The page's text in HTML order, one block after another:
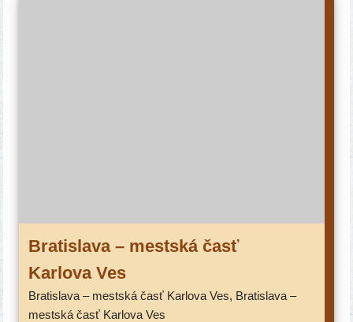
Bratislava – mest­ská časť
Karlova Ves
Bratislava – mest­ská časť Karlova Ves, Bratislava –
mest­ská časť Karlova Ves